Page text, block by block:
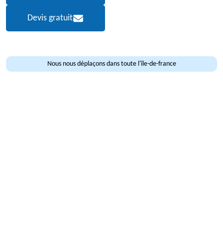
Devis gratuit
Nous nous déplaçons dans toute l'île-de-france